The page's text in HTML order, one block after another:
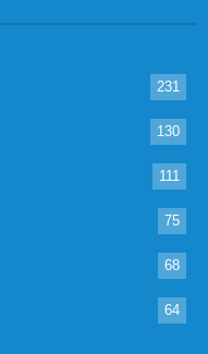
231
130
111
75
68
64